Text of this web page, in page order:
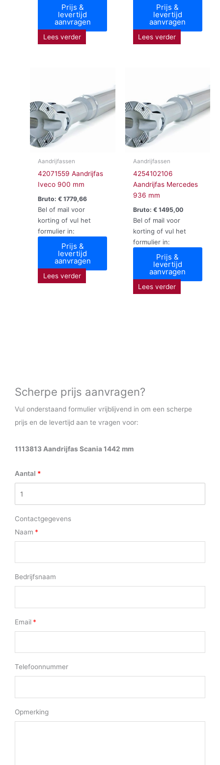
Prijs &
levertijd
aanvragen
Lees verder
Prijs &
levertijd
aanvragen
Lees verder
Aandrijfassen
42071559 Aandrijfas
Iveco 900 mm
Bruto:€ 1779,66
Bel of mail voor
korting of vul het
formulier in:
Prijs &
levertijd
aanvragen
Lees verder
Aandrijfassen
4254102106
Aandrijfas Mercedes
936 mm
Bruto: €1495,00
Bel of mail voor
korting of vul het
formulier in:
Prijs &
levertijd
aanvragen
Lees verder
Scherpe prijs aanvragen?
Vul onderstaand formulier vrijblijvend in om een scherpe
prijs en de levertijd aan te vragen voor:
1113813 Aandrijfas Scania 1442 mm
Aantal
Contactgegevens
Naam
Bedrijfsnaam
Email
Telefoonnummer
Opmerking